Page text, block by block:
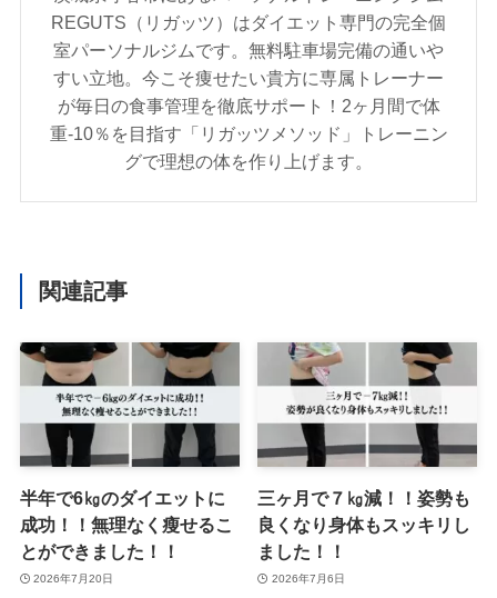
REGUTS（リガッツ）はダイエット専門の完全個
室パーソナルジムです。無料駐車場完備の通いや
すい立地。今こそ痩せたい貴方に専属トレーナー
が毎日の食事管理を徹底サポート！2ヶ月間で体
重-10％を目指す「リガッツメソッド」トレーニン
グで理想の体を作り上げます。
関連記事
半年で6㎏のダイエットに
成功！！無理なく瘦せるこ
とができました！！
2026年7月20日
三ヶ月で７㎏減！！姿勢も
良くなり身体もスッキリし
ました！！
2026年7月6日